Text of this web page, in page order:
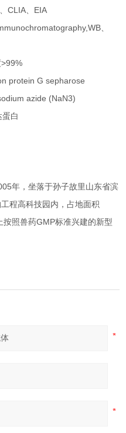
CLIA、EIA
、
protein G sepharose
azide (NaN3)
蛋白
年，坐落于孙子故里山东省滨
程高科技园内，占地面积
照兽药GMP标准兴建的新型